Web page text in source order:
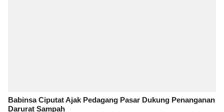
Babinsa Ciputat Ajak Pedagang Pasar Dukung Penanganan
Darurat Sampah